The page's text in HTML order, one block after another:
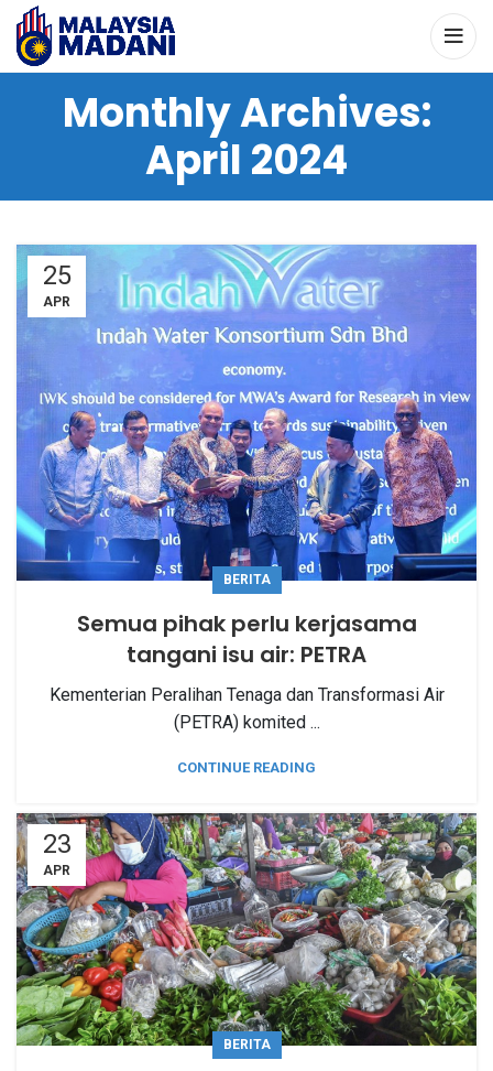
Monthly Archives:
April 2024
25
APR
BERITA
Semua pihak perlu kerjasama
tangani isu air: PETRA
Kementerian Peralihan Tenaga dan Transformasi Air
(PETRA) komited ...
CONTINUE READING
23
APR
BERITA